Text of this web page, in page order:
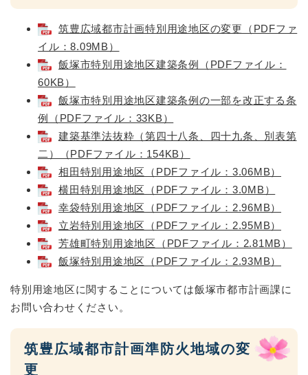
筑豊広域都市計画特別用途地区の変更（PDFファ
イル：8.09MB）
飯塚市特別用途地区建築条例（PDFファイル：
60KB）
飯塚市特別用途地区建築条例の一部を改正する条
例（PDFファイル：33KB）
建築基準法抜粋（第四十八条、四十九条、別表第
二）（PDFファイル：154KB）
相田特別用途地区（PDFファイル：3.06MB）
横田特別用途地区（PDFファイル：3.0MB）
幸袋特別用途地区（PDFファイル：2.96MB）
立岩特別用途地区（PDFファイル：2.95MB）
芳雄町特別用途地区（PDFファイル：2.81MB）
飯塚特別用途地区（PDFファイル：2.93MB）
特別用途地区に関することについては飯塚市都市計画課に
お問い合わせください。
筑豊広域都市計画準防火地域の変
更